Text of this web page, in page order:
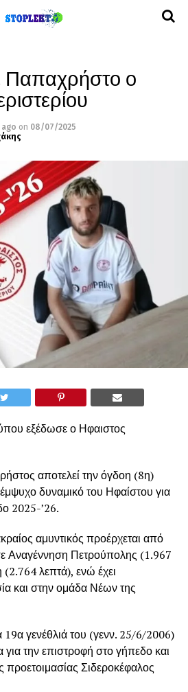
Παπαχρήστο ο
ago on 08/07/2025
εξέδωσε ο Ηφαιστος
αποτελεί την όγδοη (8η)
δυναμικό του Ηφαίστου για
2025-’26.
αμυντικός προέρχεται από
Αναγέννηση Πετρούπολης (1.967
λεπτά), ενώ έχει
και στην ομάδα Νέων της
19α γενέθλιά του (γενν. 25/6/2006)
για την επιστροφή στο γήπεδο και
προετοιμασίας Σιδεροκέφαλος